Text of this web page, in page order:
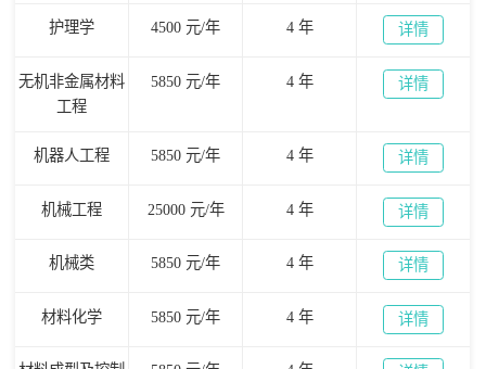
护理学 4500 元/年 4 年 详情
无机非金属材料
工程
5850 元/年 4 年 详情
机器人工程 5850 元/年 4 年 详情
机械工程 25000 元/年 4 年 详情
机械类 5850 元/年 4 年 详情
材料化学 5850 元/年 4 年 详情